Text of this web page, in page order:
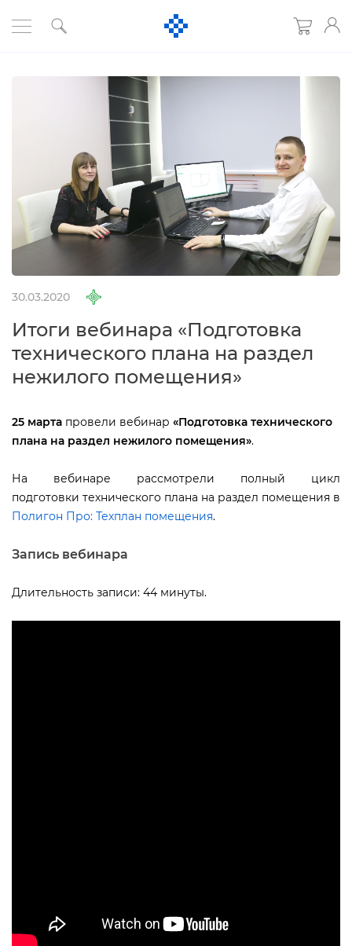
30.03.2020
Итоги вебинара «Подготовка
технического плана на раздел
нежилого помещения»
25 марта провели вебинар «Подготовка технического
плана на раздел нежилого помещения».
На вебинаре рассмотрели полный цикл
подготовки технического плана на раздел помещения
Полигон Про: Техплан помещения.
Запись вебинара
Длительность записи: 44 минуты.